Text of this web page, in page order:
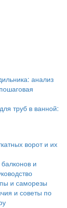
анализ
труб в ванной:
ворот и их
и
и саморезы
и советы по